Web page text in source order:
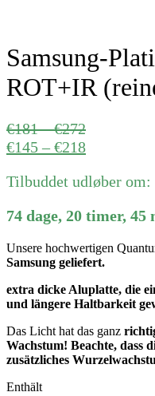
Samsung-
ROT+IR
€181 –€272
€181
€272
€145 –€218
bis
Tilbuddet udløber om:
74 dage, 20 timer, 45
Unsere hochwertigen
Samsung geliefert.
extra dicke Aluplatte, die
und längere Haltbarkeit
Das Licht hat das ganz
Wachstum! Beachte, dass
zusätzliches
Enthält